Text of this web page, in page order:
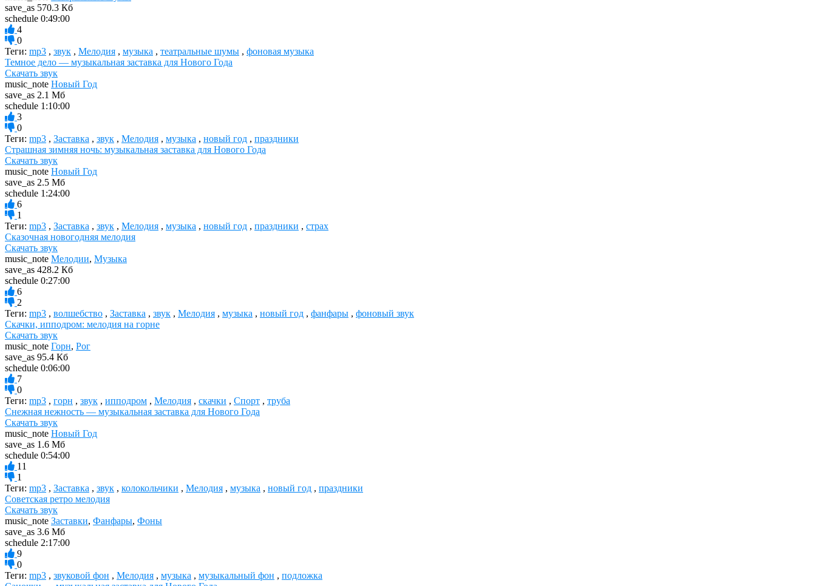
save_as 570.3 Кб
schedule 0:49:00
4
0
Теги: mp3 , звук , Мелодия , музыка , театральные шумы , фоновая музыка
Темное дело — музыкальная заставка для Нового Года
Скачать звук
music_note Новый Год
save_as 2.1 Мб
schedule 1:10:00
3
0
Теги: mp3 , Заставка , звук , Мелодия , музыка , новый год , праздники
Страшная зимняя ночь: музыкальная заставка для Нового Года
Скачать звук
music_note Новый Год
save_as 2.5 Мб
schedule 1:24:00
6
1
Теги: mp3 , Заставка , звук , Мелодия , музыка , новый год , праздники , страх
Сказочная новогодняя мелодия
Скачать звук
music_note Мелодии, Музыка
save_as 428.2 Кб
schedule 0:27:00
6
2
Теги: mp3 , волшебство , Заставка , звук , Мелодия , музыка , новый год , фанфары , фоновый звук
Скачки, ипподром: мелодия на горне
Скачать звук
music_note Горн, Рог
save_as 95.4 Кб
schedule 0:06:00
7
0
Теги: mp3 , горн , звук , ипподром , Мелодия , скачки , Спорт , труба
Снежная нежность — музыкальная заставка для Нового Года
Скачать звук
music_note Новый Год
save_as 1.6 Мб
schedule 0:54:00
11
1
Теги: mp3 , Заставка , звук , колокольчики , Мелодия , музыка , новый год , праздники
Советская ретро мелодия
Скачать звук
music_note Заставки, Фанфары, Фоны
save_as 3.6 Мб
schedule 2:17:00
9
0
Теги: mp3 , звуковой фон , Мелодия , музыка , музыкальный фон , подложка